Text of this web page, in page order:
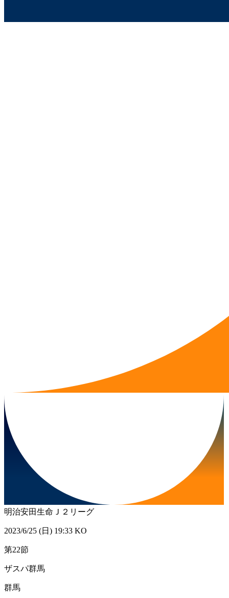
明治安田生命Ｊ２リーグ
2023/6/25 (日) 19:33 KO
第22節
ザスパ群馬
群馬